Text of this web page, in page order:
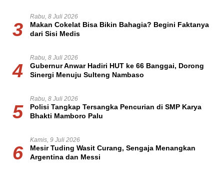
3
Rabu, 8 Juli 2026
Makan Cokelat Bisa Bikin Bahagia? Begini Faktanya
dari Sisi Medis
4
Rabu, 8 Juli 2026
Gubernur Anwar Hadiri HUT ke 66 Banggai, Dorong
Sinergi Menuju Sulteng Nambaso
5
Rabu, 8 Juli 2026
Polisi Tangkap Tersangka Pencurian di SMP Karya
Bhakti Mamboro Palu
6
Kamis, 9 Juli 2026
Mesir Tuding Wasit Curang, Sengaja Menangkan
Argentina dan Messi